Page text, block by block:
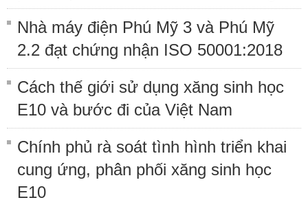
Nhà máy điện Phú Mỹ 3 và Phú Mỹ
2.2 đạt chứng nhận ISO 50001:2018
Cách thế giới sử dụng xăng sinh học
E10 và bước đi của Việt Nam
Chính phủ rà soát tình hình triển khai
cung ứng, phân phối xăng sinh học
E10